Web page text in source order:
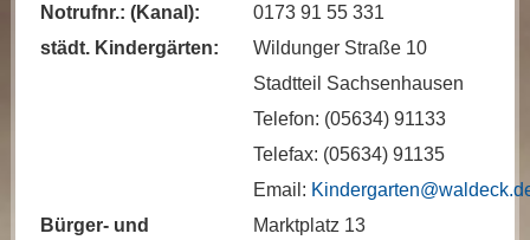
Notrufnr.: (Kanal):
0173 91 55 331
städt. Kindergärten:
Wildunger Straße 10
Stadtteil Sachsenhausen
Telefon: (05634) 91133
Telefax: (05634) 91135
Email:
Bürger- und
Marktplatz 13